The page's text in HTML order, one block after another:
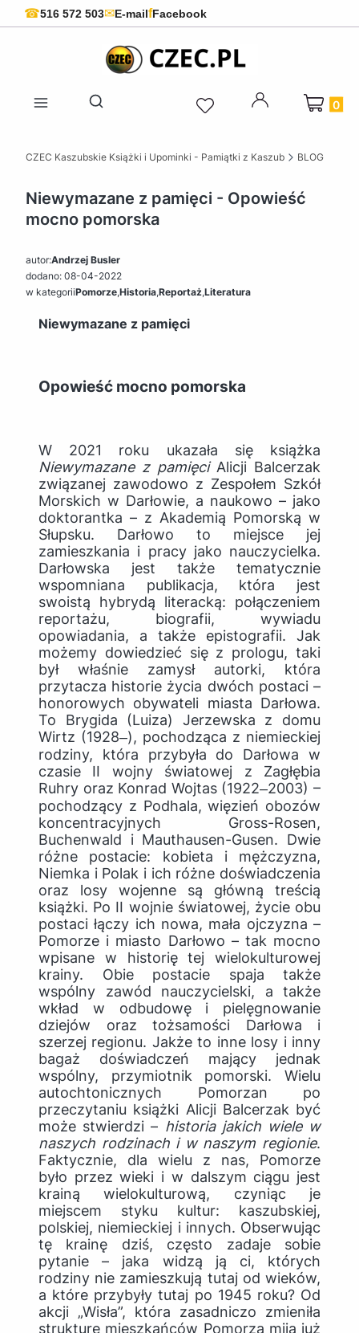
☎516 572 503✉E-mailfFacebook
Otwórz wyszukiwarkę
Produkty
CZEC Kaszubskie Książki i Upominki - Pamiątki z Kaszub BLOG
Niewymazane z pamięci - Opowieść
mocno pomorska
autor:Andrzej Busler
dodano: 08-04-2022
w kategoriiPomorze,Historia,Reportaż,Literatura
Niewymazane z pamięci
Opowieść mocno pomorska
W 2021 roku ukazała się książka
Niewymazane z pamięciAlicji Balcerzak
związanej zawodowo z Zespołem Szkół
Morskich w Darłowie, a naukowo – jako
doktorantka – z Akademią Pomorską w
Słupsku. Darłowo to miejsce jej
zamieszkania i pracy jako nauczycielka.
Darłowska jest także tematycznie
wspomniana publikacja, która jest
swoistą hybrydą literacką: połączeniem
reportażu, biografii, wywiadu
opowiadania, a także epistografii. Jak
możemy dowiedzieć się z prologu, taki
był właśnie zamysł autorki, która
przytacza historie życia dwóch postaci –
honorowych obywateli miasta Darłowa.
To Brygida (Luiza) Jerzewska z domu
Wirtz (1928‒), pochodząca z niemieckiej
rodziny, która przybyła do Darłowa w
czasie II wojny światowej z Zagłębia
Ruhry oraz Konrad Wojtas (1922‒2003) –
pochodzący z Podhala, więzień obozów
koncentracyjnych Gross-Rosen,
Buchenwald i Mauthausen-Gusen. Dwie
różne postacie: kobieta i mężczyzna,
Niemka i Polak i ich różne doświadczenia
oraz losy wojenne są główną treścią
książki. Po II wojnie światowej, życie obu
postaci łączy ich nowa, mała ojczyzna –
Pomorze i miasto Darłowo – tak mocno
wpisane w historię tej wielokulturowej
krainy. Obie postacie spaja także
wspólny zawód nauczycielski, a także
wkład w odbudowę i pielęgnowanie
dziejów oraz tożsamości Darłowa i
szerzej regionu. Jakże to inne losy i inny
bagaż doświadczeń mający jednak
wspólny, przymiotnik pomorski. Wielu
autochtonicznych Pomorzan po
przeczytaniu książki Alicji Balcerzak być
może stwierdzi – historia jakich wiele w
naszych rodzinach i w naszym regionie.
Faktycznie, dla wielu z nas, Pomorze
było przez wieki i w dalszym ciągu jest
krainą wielokulturową, czyniąc je
miejscem styku kultur: kaszubskiej,
polskiej, niemieckiej i innych. Obserwując
tę krainę dziś, często zadaje sobie
pytanie – jaka widzą ją ci, których
rodziny nie zamieszkują tutaj od wieków,
a które przybyły tutaj po 1945 roku? Od
akcji „Wisła”, która zasadniczo zmieniła
strukturę mieszkańców Pomorza mija już